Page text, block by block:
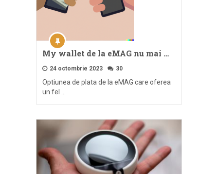
My wallet de la eMAG nu mai …
24 octombrie 2023 30
Optiunea de plata de la eMAG care oferea
un fel …